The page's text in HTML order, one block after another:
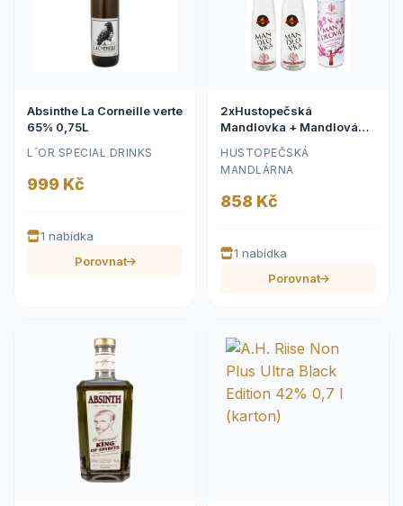
Absinthe La Corneille verte
65% 0,75L
L´OR SPECIAL DRINKS
999 Kč
1 nabídka
Porovnat
2xHustopečská
Mandlovka + Mandlová
limonáda 250ml
HUSTOPEČSKÁ
MANDLÁRNA
858 Kč
1 nabídka
Porovnat